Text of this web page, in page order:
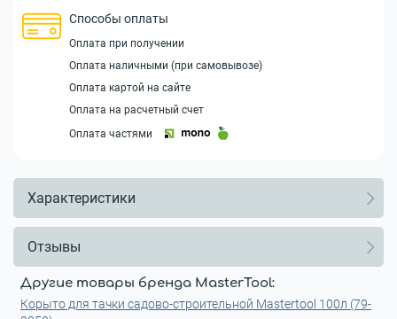
Способы оплаты
Оплата при получении
Оплата наличными (при самовывозе)
Оплата картой на сайте
Оплата на расчетный счет
Оплата частями
Характеристики
Отзывы
Другие товары бренда MasterTool:
Корыто для тачки садово-строительной Mastertool 100л (79-